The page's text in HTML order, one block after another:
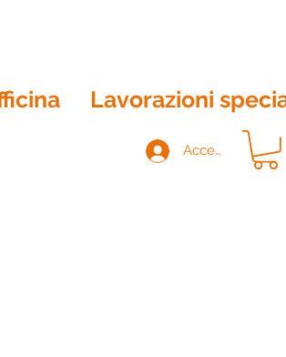
Lavorazioni
Accedi